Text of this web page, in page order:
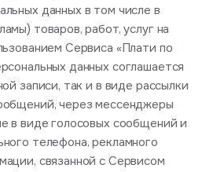
данных в том числе в
товаров, работ, услуг на
Сервиса «Плати по
данных соглашается
записи, так и в виде рассылки
через мессенджеры
в виде голосовых сообщений и
телефона, рекламного
связанной с Сервисом